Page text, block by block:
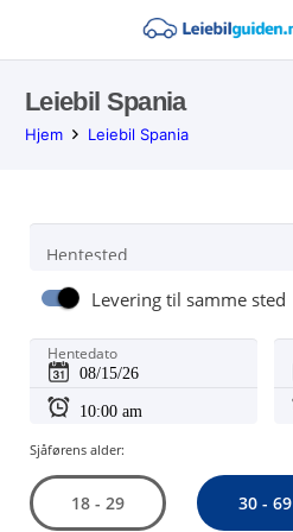
Leiebil Spania
Hjem Leiebil Spania
Hentested
Levering til samme sted
Hentedato
Sjåførens alder:
18 - 29 30 - 69